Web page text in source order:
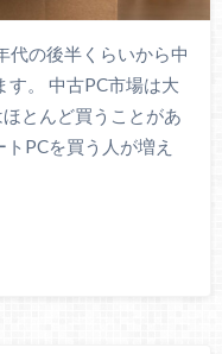
代の後半くらいから中
す。 中古PC市場は大
とんど買うことがあ
PCを買う人が増え